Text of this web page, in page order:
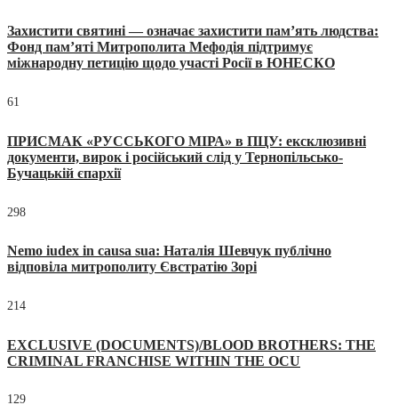
Захистити святині — означає захистити пам’ять людства:
Фонд пам’яті Митрополита Мефодія підтримує
міжнародну петицію щодо участі Росії в ЮНЕСКО
61
ПРИСМАК «РУССЬКОГО МІРА» в ПЦУ: ексклюзивні
документи, вирок і російський слід у Тернопільсько-
Бучацькій єпархії
298
Nemo iudex in causa sua: Наталія Шевчук публічно
відповіла митрополиту Євстратію Зорі
214
EXCLUSIVE (DOCUMENTS)/BLOOD BROTHERS: THE
CRIMINAL FRANCHISE WITHIN THE OCU
129